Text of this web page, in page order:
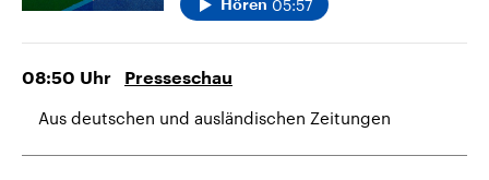
Hören 05:57
08:50 Uhr Presseschau
Aus deutschen und ausländischen Zeitungen